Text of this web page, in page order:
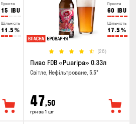
Гіркота
15 IBU
Щільність
11.5 %
Гіркота
60 IBU
Щільність
17.5 %
(26)
Пиво FDB «Puaripa» 0.33л
Світле, Нефільтроване, 5.5°
47,50
грн за 1 шт